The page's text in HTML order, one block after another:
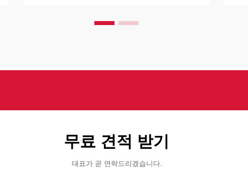
다양한 기술을 결합하여 설계되었습니다.
무료 견적 받기
대표가 곧 연락드리겠습니다.